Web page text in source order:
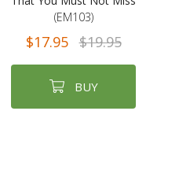
(EM103)
$17.95 $19.95
BUY